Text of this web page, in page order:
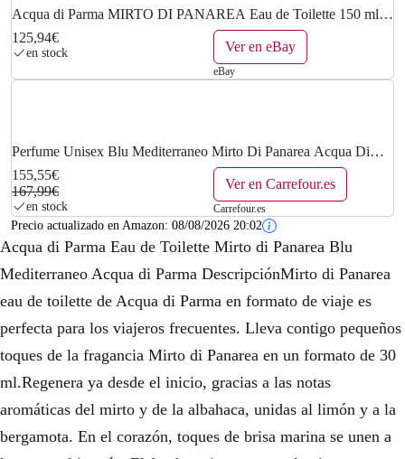
Acqua di Parma MIRTO DI PANAREA Eau de Toilette 150 ml
B.NUEVO Y SELLADO
125,94€
en stock Ver en eBay
eBay
Perfume Unisex Blu Mediterraneo Mirto Di Panarea Acqua Di
Parma Edt (150 Ml)
155,55€
167,99€
en stock
Ver en Carrefour.es
Carrefour.es
Precio actualizado en Amazon: 08/08/2026 20:02
Acqua di Parma Eau de Toilette Mirto di Panarea Blu
Mediterraneo Acqua di Parma DescripciónMirto di Panarea
eau de toilette de Acqua di Parma en formato de viaje es
perfecta para los viajeros frecuentes. Lleva contigo pequeños
toques de la fragancia Mirto di Panarea en un formato de 30
ml.Regenera ya desde el inicio, gracias a las notas
aromáticas del mirto y de la albahaca, unidas al limón y a la
bergamota. En el corazón, toques de brisa marina se unen a